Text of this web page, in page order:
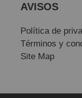
AVISOS
Política de
Términos y
Site Map